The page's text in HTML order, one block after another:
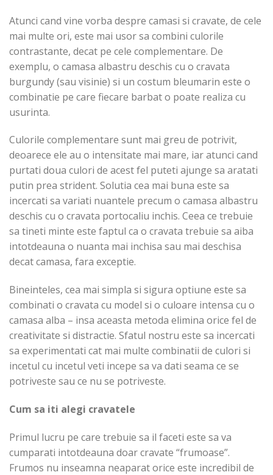
Atunci cand vine vorba despre camasi si cravate, de cele
mai multe ori, este mai usor sa combini culorile
contrastante, decat pe cele complementare. De
exemplu, o camasa albastru deschis cu o cravata
burgundy (sau visinie) si un costum bleumarin este o
combinatie pe care fiecare barbat o poate realiza cu
usurinta.
Culorile complementare sunt mai greu de potrivit,
deoarece ele au o intensitate mai mare, iar atunci cand
purtati doua culori de acest fel puteti ajunge sa aratati
putin prea strident. Solutia cea mai buna este sa
incercati sa variati nuantele precum o camasa albastru
deschis cu o cravata portocaliu inchis. Ceea ce trebuie
sa tineti minte este faptul ca o cravata trebuie sa aiba
intotdeauna o nuanta mai inchisa sau mai deschisa
decat camasa, fara exceptie.
Bineinteles, cea mai simpla si sigura optiune este sa
combinati o cravata cu model si o culoare intensa cu o
camasa alba – insa aceasta metoda elimina orice fel de
creativitate si distractie. Sfatul nostru este sa incercati
sa experimentati cat mai multe combinatii de culori si
incetul cu incetul veti incepe sa va dati seama ce se
potriveste sau ce nu se potriveste.
Cum sa iti alegi cravatele
Primul lucru pe care trebuie sa il faceti este sa va
cumparati intotdeauna doar cravate “frumoase”.
Frumos nu inseamna neaparat orice este incredibil de